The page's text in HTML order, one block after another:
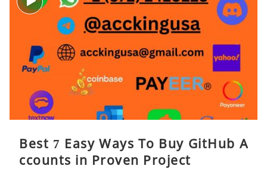
Best 7 Easy Ways To Buy GitHub A
ccounts in Proven Project